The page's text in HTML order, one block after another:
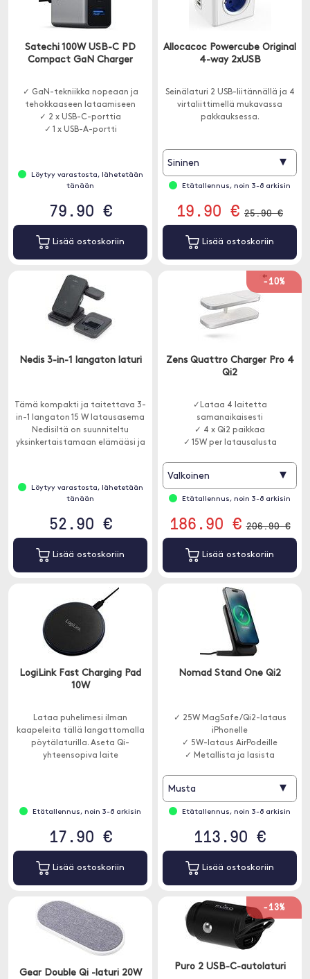
Satechi 100W USB-C PD
Compact GaN Charger
✓ GaN-tekniikka nopeaan ja
tehokkaaseen lataamiseen
✓ 2 x USB-C-porttia
✓ 1 x USB-A-portti
Löytyy varastosta, lähetetään
tänään
79.90 €
Lisää ostoskoriin
Allocacoc Powercube Original
4-way 2xUSB
Seinälaturi 2 USB-liitännällä ja 4
virtaliittimellä mukavassa
pakkauksessa.
Sininen ▾
Etätallennus, noin 3-8 arkisin
19.90 € 25.90 €
Lisää ostoskoriin
Nedis 3-in-1 langaton laturi
Tämä kompakti ja taitettava 3-
in-1 langaton 15 W latausasema
Nedisiltä on suunniteltu
yksinkertaistamaan elämääsi ja
Löytyy varastosta, lähetetään
tänään
52.90 €
Lisää ostoskoriin
-10%
Zens Quattro Charger Pro 4
Qi2
✓Lataa 4 laitetta
samanaikaisesti
✓ 4 x Qi2 paikkaa
✓ 15W per latausalusta
Valkoinen ▾
Etätallennus, noin 3-8 arkisin
186.90 € 206.90 €
Lisää ostoskoriin
LogiLink Fast Charging Pad
10W
Lataa puhelimesi ilman
kaapeleita tällä langattomalla
pöytälaturilla. Aseta Qi-
yhteensopiva laite
Etätallennus, noin 3-8 arkisin
17.90 €
Lisää ostoskoriin
Nomad Stand One Qi2
✓ 25W MagSafe/Qi2-lataus
iPhonelle
✓ 5W-lataus AirPodeille
✓ Metallista ja lasista
Musta ▾
Etätallennus, noin 3-8 arkisin
113.90 €
Lisää ostoskoriin
Gear Double Qi -laturi 20W
-13%
Puro 2 USB-C-autolaturi